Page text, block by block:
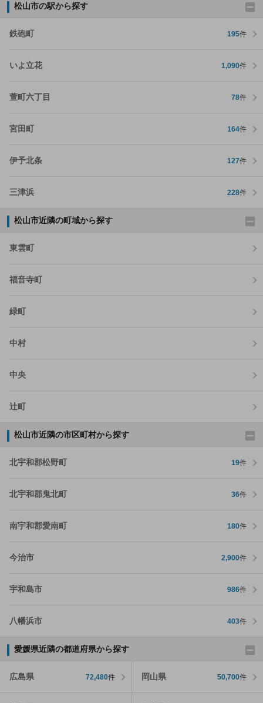
松山市の駅から探す
鉄砲町 195件
いよ立花 1,090件
萱町六丁目 78件
宮田町 164件
伊予北条 127件
三津浜 228件
松山市近隣の町域から探す
東雲町
福音寺町
緑町
中村
中央
辻町
松山市近隣の市区町村から探す
北宇和郡松野町 19件
北宇和郡鬼北町 36件
南宇和郡愛南町 180件
今治市 2,900件
宇和島市 986件
八幡浜市 403件
愛媛県近隣の都道府県から探す
広島県 72,480件 岡山県 50,700件